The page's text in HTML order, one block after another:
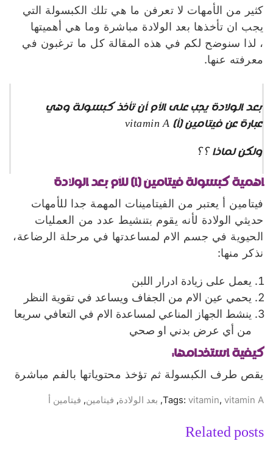
كثير من الأمهات لا تعرفن ما هي تلك الكبسولة التي
يجب ان تأخذها بعد الولادة مباشرة وما هي أهميتها
، لذا سنوضح لكم في هذه المقالة كل ما ترغبون في
معرفته عنها.
بعد الولادة يجب على الأم أن تأخذ كبسولة وهي
عبارة عن فيتامين (أ) vitamin A
ولكن لماذا ؟؟
أهمية كبسولة فيتامين (أ) للأم بعد الولادة
فيتامين أ يعتبر من الفيتامينات المهمة جدا للأمهات
حديثي الولادة لأنه يقوم بتنشيط عدد من العمليات
الحيوية في جسم الام لمساعدتها في مرحلة الرضاعة،
نذكر منها:
يعمل على زيادة ادرار اللبن
يحمي عين الام من الجفاف ويساعد في تقوية النظر
ينشط الجهاز المناعي لمساعدة الام في التعافي سريعا
من أي عرض بدني او صحي
كيفية استخدامها:
يقص طرف الكبسولة ثم تؤخذ محتوياتها بالفم مباشرة
Tags: vitamin, vitamin A
, بعد الولادة, فيتامين, فيتامين أ
Related posts